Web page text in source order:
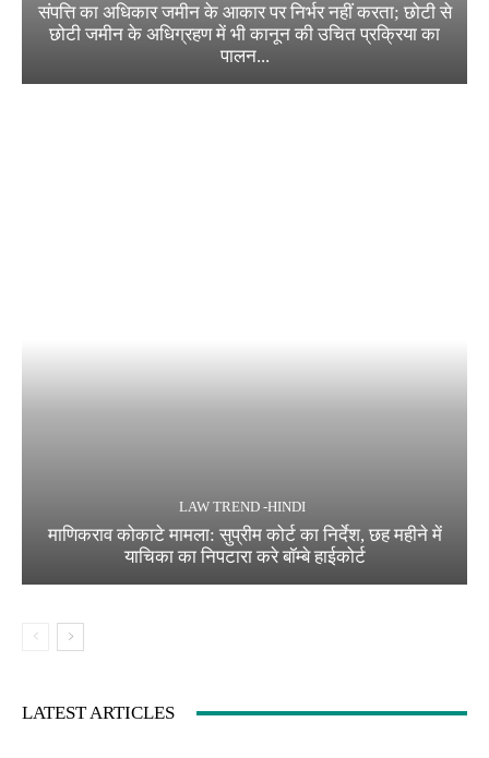
संपत्ति का अधिकार जमीन के आकार पर निर्भर नहीं करता; छोटी से
छोटी जमीन के अधिग्रहण में भी कानून की उचित प्रक्रिया का
पालन...
LAW TREND -HINDI
माणिकराव कोकाटे मामला: सुप्रीम कोर्ट का निर्देश, छह महीने में
याचिका का निपटारा करे बॉम्बे हाईकोर्ट
LATEST ARTICLES